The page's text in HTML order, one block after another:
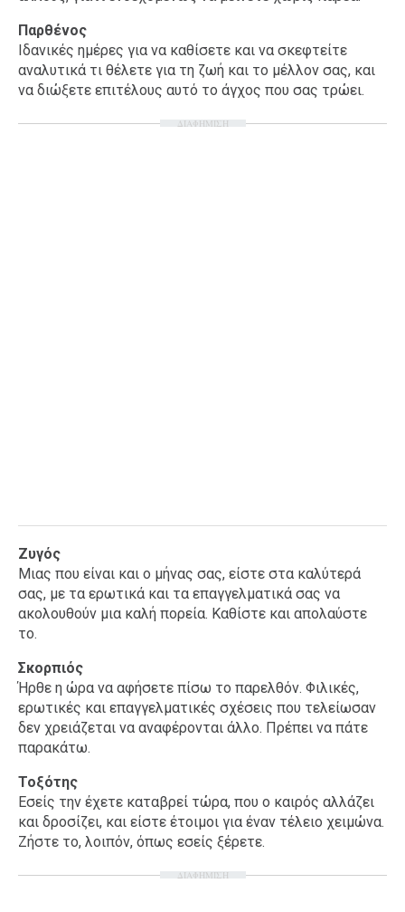
Παρθένος
Ιδανικές ημέρες για να καθίσετε και να σκεφτείτε
αναλυτικά τι θέλετε για τη ζωή και το μέλλον σας, και
να διώξετε επιτέλους αυτό το άγχος που σας τρώει.
ΔΙΑΦΗΜΙΣΗ
Ζυγός
Μιας που είναι και ο μήνας σας, είστε στα καλύτερά
σας, με τα ερωτικά και τα επαγγελματικά σας να
ακολουθούν μια καλή πορεία. Καθίστε και απολαύστε
το.
Σκορπιός
Ήρθε η ώρα να αφήσετε πίσω το παρελθόν. Φιλικές,
ερωτικές και επαγγελματικές σχέσεις που τελείωσαν
δεν χρειάζεται να αναφέρονται άλλο. Πρέπει να πάτε
παρακάτω.
Τοξότης
Εσείς την έχετε καταβρεί τώρα, που ο καιρός αλλάζει
και δροσίζει, και είστε έτοιμοι για έναν τέλειο χειμώνα.
Ζήστε το, λοιπόν, όπως εσείς ξέρετε.
ΔΙΑΦΗΜΙΣΗ